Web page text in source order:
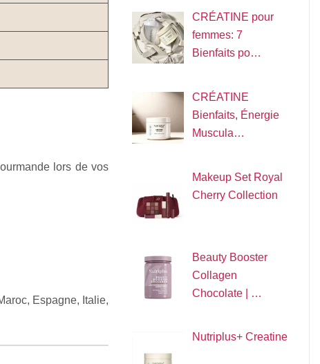
lors de vos
Espagne, Italie,
CRÉATINE pour
femmes: 7
Bienfaits po…
CRÉATINE
Bienfaits, Énergie
Muscula…
Makeup Set Royal
Cherry Collection
Beauty Booster
Collagen
Chocolate | …
Nutriplus+ Creatine